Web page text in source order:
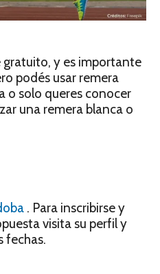
y es importante
podés usar remera
o solo queres conocer
una remera blanca o
. Para inscribirse y
visita su perfil y
fechas.